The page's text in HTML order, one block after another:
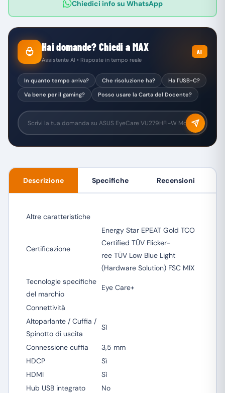
Chiedici info su WhatsApp
Hai domande? Chiedi a MAX
Assistente AI • Risposte in tempo reale
AI
In quanto tempo arriva? Che risoluzione ha?
Ha l'USB-C?
Va bene per il gaming?
Posso usare la Carta del Docente?
Descrizione Specifiche Recensioni
Altre caratteristiche
Certificazione
Energy Star EPEAT Gold TCO
Certified TÜV Flicker-
ree TÜV Low Blue Light
(Hardware Solution) FSC MIX
Tecnologie specifiche
del marchio
Eye Care+
Connettività
Altoparlante / Cuffia /
Spinotto di uscita
Sì
Connessione cuffia
3,5 mm
HDCP
Sì
HDMI
Sì
Hub USB integrato
No